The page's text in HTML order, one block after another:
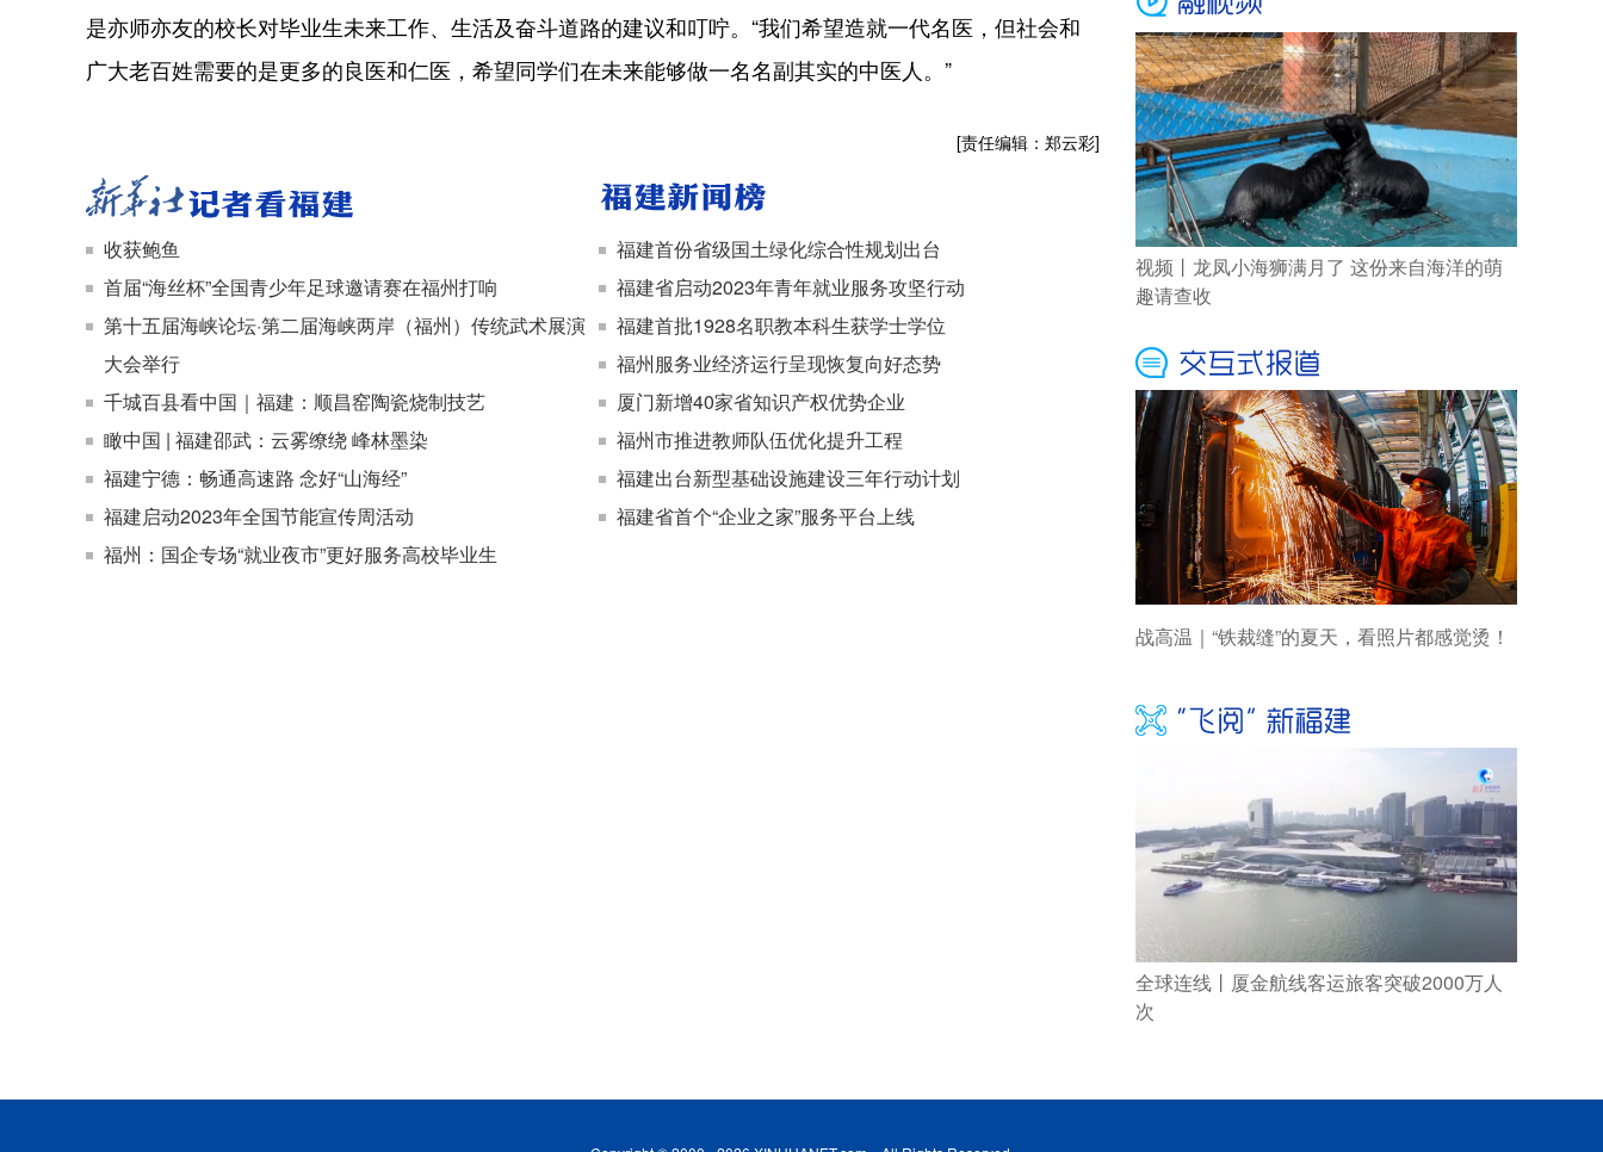
是亦师亦友的校长对毕业生未来工作、生活及奋斗道路的建议和叮咛。“我们希望造就一代名医，但社会和
广大老百姓需要的是更多的良医和仁医，希望同学们在未来能够做一名名副其实的中医人。”
[责任编辑：郑云彩]
收获鲍鱼
首届“海丝杯”全国青少年足球邀请赛在福州打响
第十五届海峡论坛·第二届海峡两岸（福州）传统武术展演
大会举行
千城百县看中国｜福建：顺昌窑陶瓷烧制技艺
瞰中国 | 福建邵武：云雾缭绕 峰林墨染
福建宁德：畅通高速路 念好“山海经”
福建启动2023年全国节能宣传周活动
福州：国企专场“就业夜市”更好服务高校毕业生
福建首份省级国土绿化综合性规划出台
福建省启动2023年青年就业服务攻坚行动
福建首批1928名职教本科生获学士学位
福州服务业经济运行呈现恢复向好态势
厦门新增40家省知识产权优势企业
福州市推进教师队伍优化提升工程
福建出台新型基础设施建设三年行动计划
福建省首个“企业之家”服务平台上线
视频丨龙凤小海狮满月了 这份来自海洋的萌
趣请查收
战高温｜“铁裁缝”的夏天，看照片都感觉烫！
全球连线丨厦金航线客运旅客突破2000万人
次